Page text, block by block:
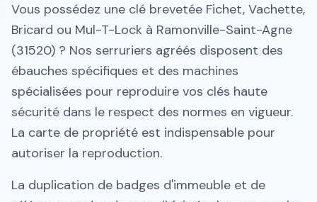
Vous possédez une clé brevetée Fichet, Vachette,
Bricard ou Mul-T-Lock à Ramonville-Saint-Agne
(31520) ? Nos serruriers agréés disposent des
ébauches spécifiques et des machines
spécialisées pour reproduire vos clés haute
sécurité dans le respect des normes en vigueur.
La carte de propriété est indispensable pour
autoriser la reproduction.
La duplication de badges d'immeuble et de